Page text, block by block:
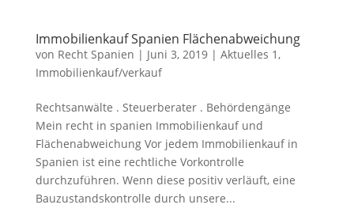
Immobilienkauf Spanien Flächenabweichung
von Recht Spanien | Juni 3, 2019| Aktuelles 1,
Immobilienkauf/verkauf
Rechtsanwälte . Steuerberater . Behördengänge
Mein recht in spanien Immobilienkauf und
Flächenabweichung Vor jedem Immobilienkauf in
Spanien ist eine rechtliche Vorkontrolle
durchzuführen. Wenn diese positiv verläuft, eine
Bauzustandskontrolle durch unsere...